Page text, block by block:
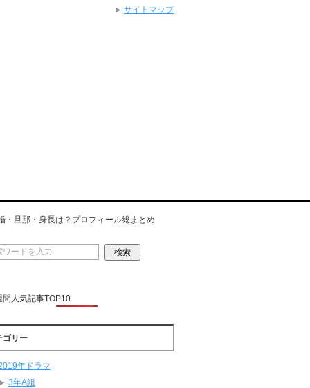
・旦那・身長は？プロフィール総まとめ
間人気記事TOP10
ゴリー
年ドラマ
3年A組
サイトマップ